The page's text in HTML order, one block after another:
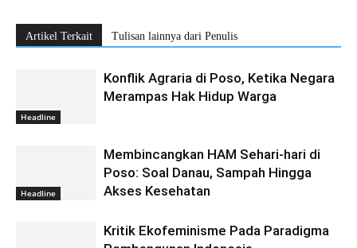
Artikel Terkait Tulisan lainnya dari Penulis
Headline
Konflik Agraria di Poso, Ketika Negara
Merampas Hak Hidup Warga
Headline
Membincangkan HAM Sehari-hari di
Poso: Soal Danau, Sampah Hingga
Akses Kesehatan
Kritik Ekofeminisme Pada Paradigma